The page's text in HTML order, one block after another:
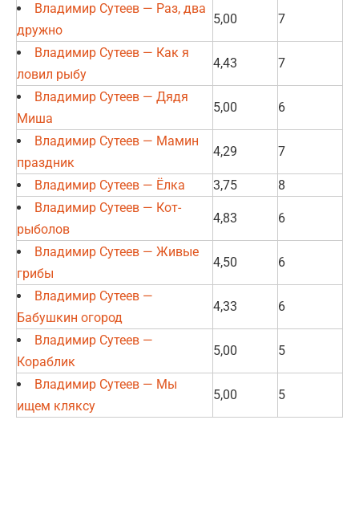
Владимир Сутеев — Раз, два
дружно
5,00 7
Владимир Сутеев — Как я
ловил рыбу
4,43 7
Владимир Сутеев — Дядя
Миша
5,00 6
Владимир Сутеев — Мамин
праздник
4,29 7
Владимир Сутеев — Ёлка 3,75
8
Владимир Сутеев — Кот-
рыболов
4,83 6
Владимир Сутеев — Живые
грибы
4,50 6
Владимир Сутеев —
Бабушкин огород
4,33 6
Владимир Сутеев —
Кораблик
5,00 5
Владимир Сутеев — Мы
ищем кляксу
5,00 5